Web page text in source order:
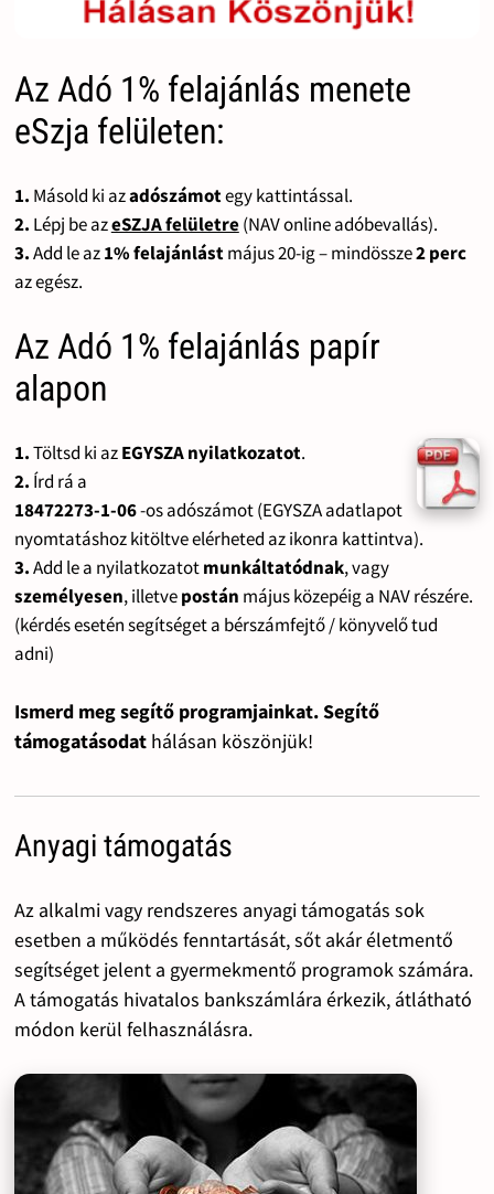
Az Adó 1% felajánlás menete
eSzja felületen:
1. Másold ki azadószámotegy kattintással.
2. Lépj be azeSZJA felületre(NAV online adóbevallás).
3.Add le az1% felajánlástmájus 20-ig – mindössze2 perc
az egész.
Az Adó 1% felajánlás papír
alapon
1.Töltsd ki azEGYSZA nyilatkozatot.
2. Írd rá a
18472273-1-06-os adószámot (EGYSZA adatlapot
nyomtatáshoz kitöltve elérheted az ikonra kattintva).
3.Add le a nyilatkozatotmunkáltatódnak, vagy
személyesen, illetvepostán május közepéig a NAV részére.
(kérdés esetén segítséget a bérszámfejtő / könyvelő tud
adni)
Ismerd meg segítő programjainkat. Segítő
támogatásodat hálásan köszönjük!
Anyagi támogatás
Az alkalmi vagy rendszeres anyagi támogatás sok
esetben a működés fenntartását, sőt akár életmentő
segítséget jelent a gyermekmentő programok számára.
A támogatás hivatalos bankszámlára érkezik, átlátható
módon kerül felhasználásra.